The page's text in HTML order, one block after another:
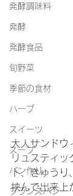
発酵調味料
発酵
発酵食品
旬野菜
季節の食材
ハーブ
スイーツ
スープ
パン作り
フランスパン
大人サンドウ
リュスティッ
ト、きゅうり
挟んで出来上